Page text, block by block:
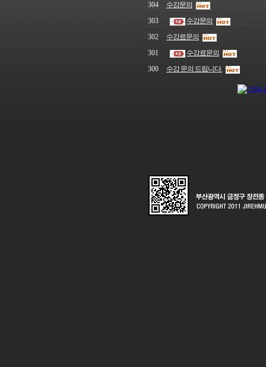
304
수강문의
303
수강문의
302
수강료문의
301
수강료문의
300
수강 문의 드립니다.